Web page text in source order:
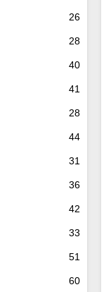
26
28
40
41
28
44
31
36
42
33
51
60